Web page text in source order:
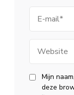
mail
Mijn
deze